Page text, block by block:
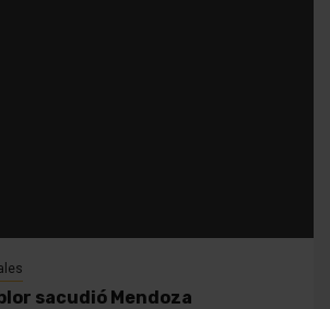
sacudió Mendoza